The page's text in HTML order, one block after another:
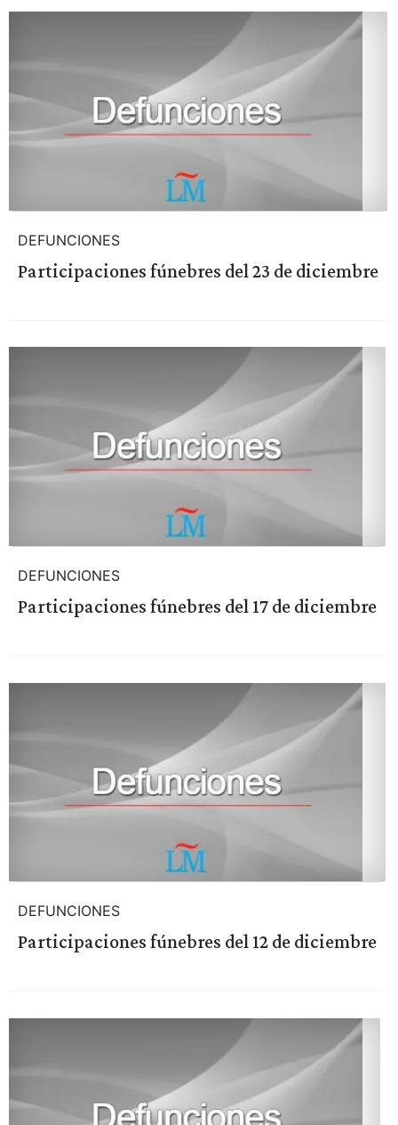
DEFUNCIONES
Participaciones fúnebres del 23 de diciembre
DEFUNCIONES
Participaciones fúnebres del 17 de diciembre
DEFUNCIONES
Participaciones fúnebres del 12 de diciembre